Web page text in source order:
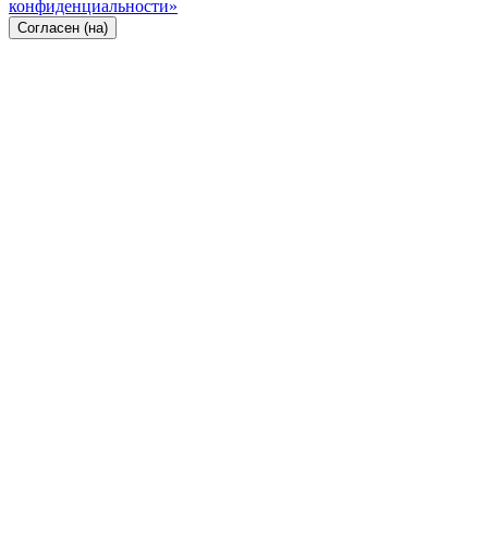
конфиденциальности»
Согласен (на)